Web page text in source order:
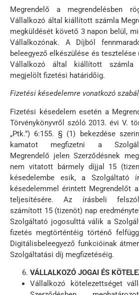
Megrendelő a megrendelésben
Vállalkozó által kiállított számla
megküldését követő 3 napon belül,
Vállalkozónak. A Díjból
beleegyező elkészülése és
Vállalkozó által kiállított számla
megjelölt fizetési határidőig.
Fizetési késedelemre vonatkozó
Fizetési késedelem esetén a
Törvénykönyvről szóló 2013. évi V.
„Ptk.”) 6:155. § (1) bekezdése
kamatot megfizetni a
Megrendelő jelen Szerződésnek
nem vitatott bármely díjjal 15
késedelembe esik, a Szolgáltató
késedelemmel érintett Megrendelőt
teljesítésére. Az írásbeli
számított 15 (tizenöt) nap
Szolgáltató jogosulttá válik a
fizetés megtörténtéig történő
Digitálisbeleegyező funkcióinak
Szolgáltatási díj megfizetéséig.
VÁLLALKOZÓ JOGAI ÉS
Vállalkozó kötelezettséget